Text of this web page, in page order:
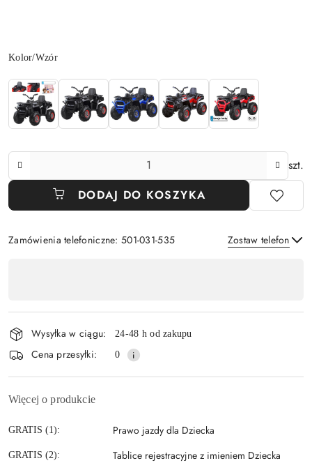
Wariant
Kolor/Wzór
szt.
DODAJ DO KOSZYKA
Zamówienia telefoniczne: 501-031-535 Zostaw telefon
i
dostawa
Wysyłka w ciągu: 24-48 h od zakupu
Cena przesyłki: 0
Więcej o produkcie
GRATIS (1): Prawo jazdy dla Dziecka
GRATIS (2): Tablice rejestracyjne z imieniem Dziecka